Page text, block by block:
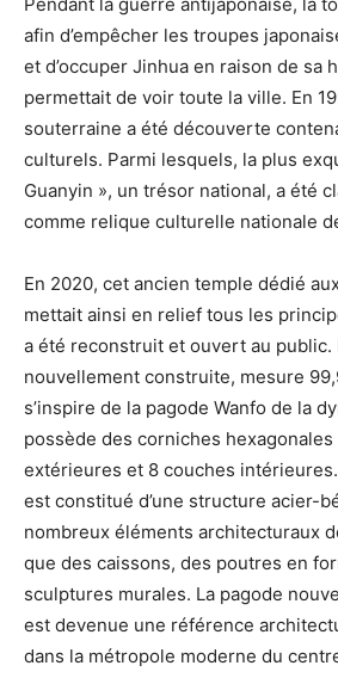
afin d’empêcher les troupes
et d’occuper Jinhua en raison de sa
permettait de voir toute la ville. En
souterraine a été découverte
culturels. Parmi lesquels, la plus
Guanyin », un trésor national, a été
comme relique culturelle nationale
En 2020, cet ancien temple dédié
mettait ainsi en relief tous les
a été reconstruit et ouvert au public.
nouvellement construite, mesure
s’inspire de la pagode Wanfo de la
possède des corniches
extérieures et 8 couches
est constitué d’une structure acier-
nombreux éléments architecturaux
que des caissons, des poutres en
sculptures murales. La pagode
est devenue une référence
dans la métropole moderne du